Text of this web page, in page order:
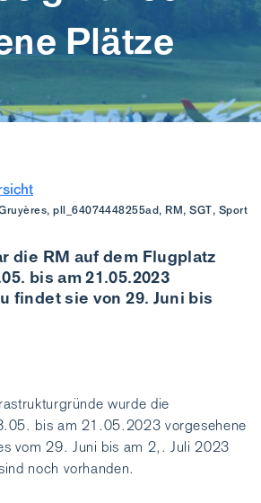
Plätze
pll_64074448255ad, RM, SGT, Sport
die RM auf dem Flugplatz
bis am 21.05.2023
findet sie von 29. Juni bis
wurde die
bis am 21.05.2023 vorgesehene
vom 29. Juni bis am 2,. Juli 2023
noch vorhanden.